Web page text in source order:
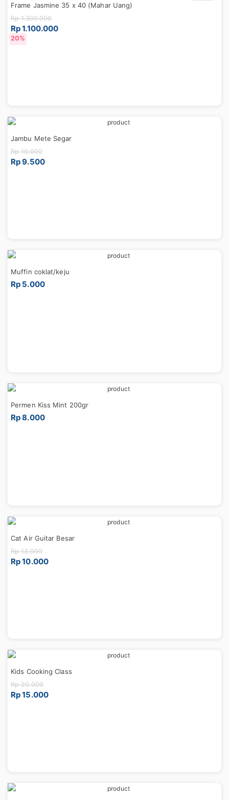
Frame Jasmine 35 x 40 (Mahar Uang)
15%
Rp 1.300.000
Rp 1.100.000
Jambu Mete Segar
5%
Rp 10.000
Rp 9.500
Muffin coklat/keju
Rp 5.000
Permen Kiss Mint 200gr
Rp 8.000
Cat Air Guitar Besar
23%
Rp 13.000
Rp 10.000
Kids Cooking Class
25%
Rp 20.000
Rp 15.000
20%